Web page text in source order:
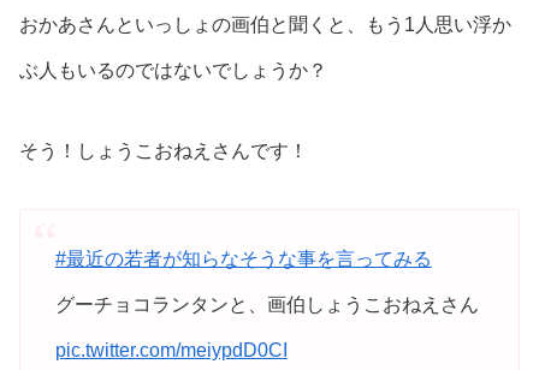
おかあさんといっしょの画伯と聞くと、もう1人思い浮か
ぶ人もいるのではないでしょうか？
そう！しょうこおねえさんです！
#最近の若者が知らなそうな事を言ってみる
グーチョコランタンと、画伯しょうこおねえさん
pic.twitter.com/meiypdD0CI